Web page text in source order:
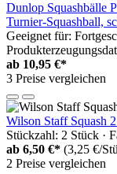
Dunlop Squashbälle
Turnier-Squashball,
Geeignet für:
ab 10,95 €*
3 Preise vergleichen
Wilson Staff Squash
Stückzahl: 2 Stück ·
ab 6,50 €* (3,25 €/
2 Preise vergleichen